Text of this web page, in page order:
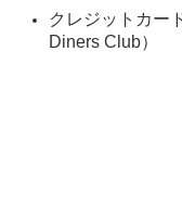
クレジットカー
Diners Club）